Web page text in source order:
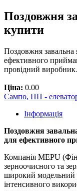
Поздовжня
купити
Поздовжня
ефективного
провідний
Ціна: 0.00
Сампо, ПП -
Інформація
Поздовжня
для ефективного
Компанія MEPU
зерноочисного та
широкий модельний
інтенсивного